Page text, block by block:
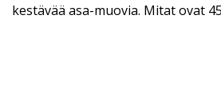
kestävää asa-muovia. Mitat ovat